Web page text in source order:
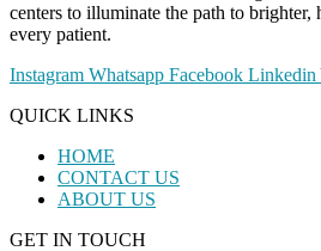
centers to illuminate the path to
every patient.
Instagram Whatsapp Facebook Linkedin
QUICK LINKS
HOME
CONTACT US
ABOUT US
GET IN TOUCH